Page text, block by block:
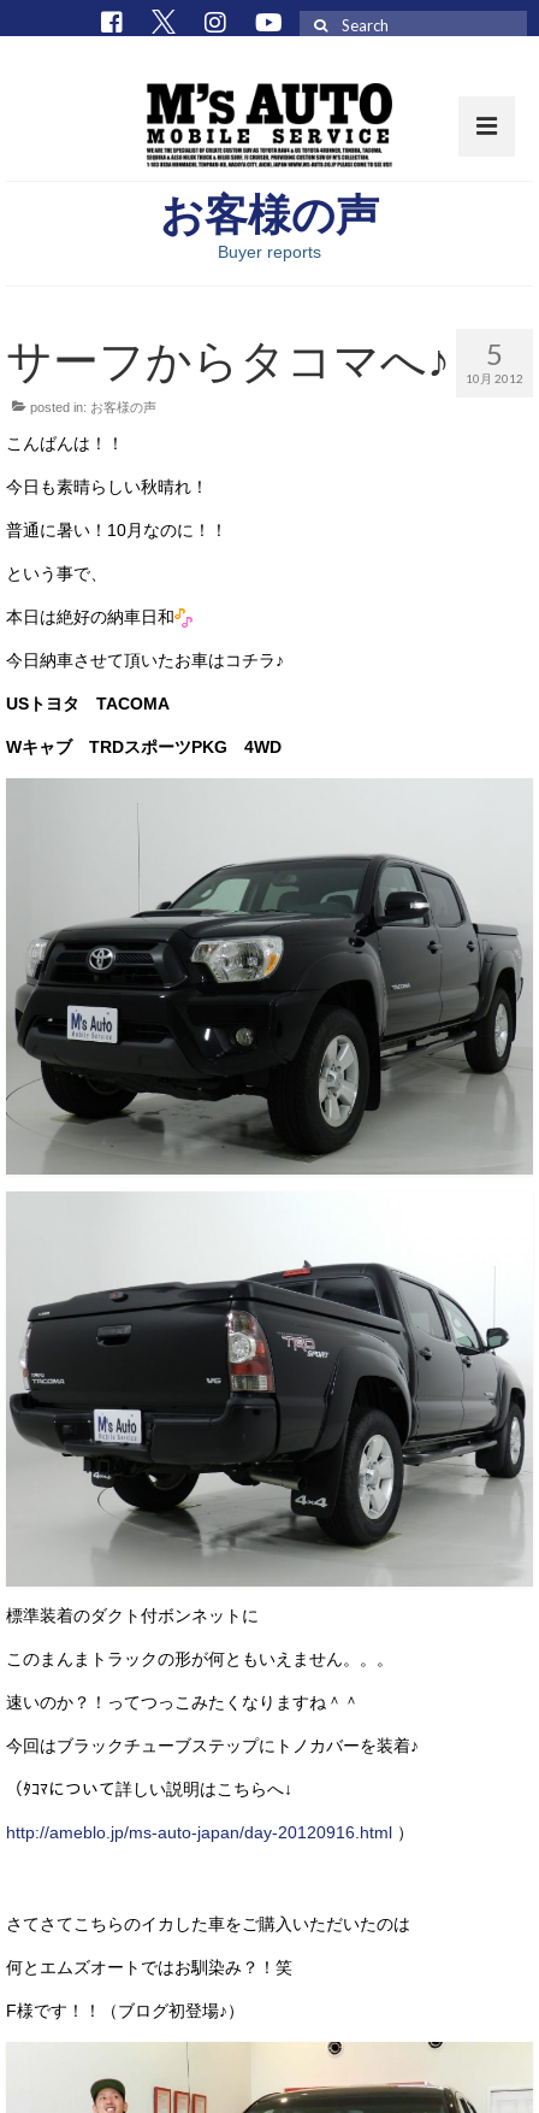
取扱車種一覧
M’sCollectionパーツ一覧
エムズオート
サービス・保証
買取のご案内
店舗情報
店舗情報
会社概要
トップメッセージ
イベント
ニュース
お客様の声
お問い合わせ
お客様の声
Buyer reports
5
10月 2012
サーフからタコマへ♪
posted in: お客様の声
こんばんは！！
今日も素晴らしい秋晴れ！
普通に暑い！10月なのに！！
という事で、
本日は絶好の納車日和
今日納車させて頂いたお車はコチラ♪
USトヨタ TACOMA
Wキャブ TRDスポーツPKG 4WD
標準装着のダクト付ボンネットに
このまんまトラックの形が何ともいえません。。。
速いのか？！ってつっこみたくなりますね＾＾
今回はブラックチューブステップにトノカバーを装着♪
（ﾀｺﾏについて詳しい説明はこちらへ↓
http://ameblo.jp/ms-auto-japan/day-20120916.html ）
さてさてこちらのイカした車をご購入いただいたのは
何とエムズオートではお馴染み？！笑
F様です！！（ブログ初登場♪）